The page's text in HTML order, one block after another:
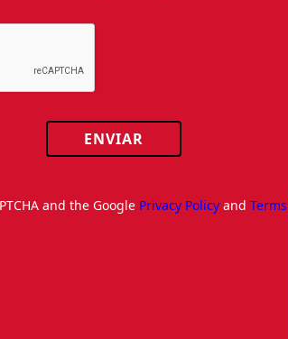
ENVIAR
and the Google Privacy Policy andTerms